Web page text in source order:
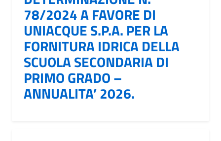
78/2024 A FAVORE DI
UNIACQUE S.P.A. PER LA
FORNITURA IDRICA DELLA
SCUOLA SECONDARIA DI
PRIMO GRADO –
ANNUALITA’ 2026.